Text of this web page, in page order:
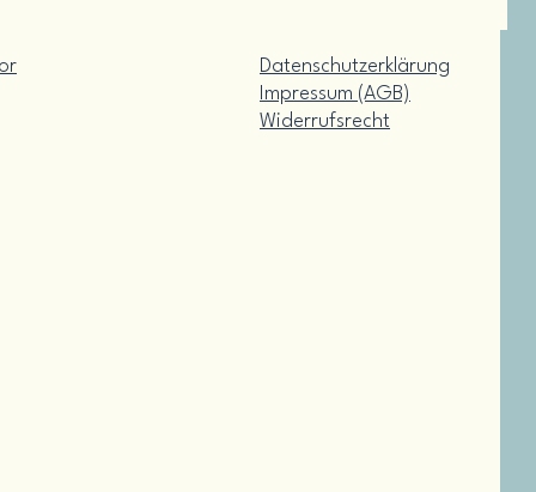
Datenschutzerklärung
Impressum (AGB)
Widerrufsrecht